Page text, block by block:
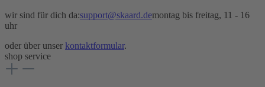
wir sind für dich da:support@skaard.demontag bis freitag, 11 - 16
uhr
oder über unser kontaktformular.
shop service